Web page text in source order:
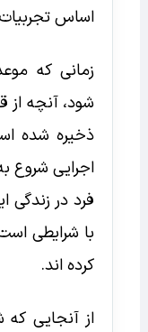
اساس تجربیات
زمانی که
شود،‌ آنچه از
ذخیره شده
اجرایی شروع
فرد در
با شرایطی
کرده اند.
از آنجایی که